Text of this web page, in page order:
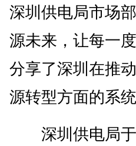
深圳供电局市场
源未来，让每一
分享了深圳在推
源转型方面的系统
深圳供电局于